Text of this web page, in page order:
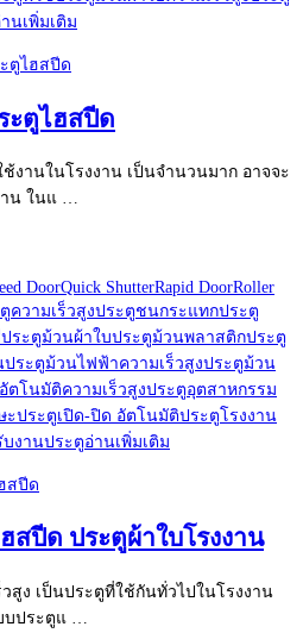
นเพิ่มเติม
ะตูไฮสปีด
งานในโรงงาน เป็นจำนวนมาก อาจจะ
น ในแ …
DoorQuick ShutterRapid DoorRoller
ความเร็วสูงประตูชนกระแทกประตู
ประตูม้วนผ้าใบประตูม้วนพลาสติกประตู
ประตูม้วนไฟฟ้าความเร็วสูงประตูม้วน
ตโนมัติความเร็วสูงประตูอุตสาหกรรม
ะประตูเปิด-ปิด อัตโนมัติประตูโรงงาน
งานประตูอ่านเพิ่มเติม
สปีด ประตูผ้าใบโรงงาน
สูง เป็นประตูที่ใช้กันทั่วไปในโรงงาน
ประตูแ …